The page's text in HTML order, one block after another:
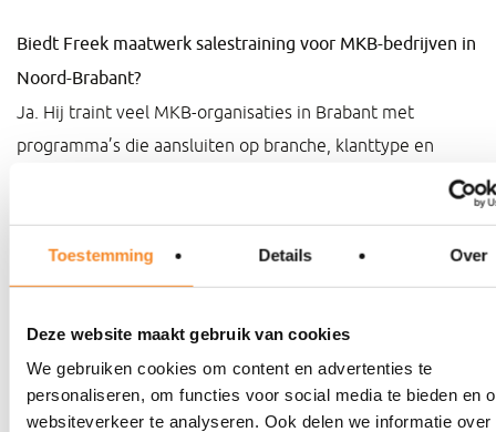
Toestemming Details Over
Deze website maakt gebruik van cookies
We gebruiken cookies om content en advertenties te
personaliseren, om functies voor social media te bieden en
websiteverkeer te analyseren. Ook delen we informatie over
Biedt Freek maatwerk salestraining voor MKB-bedrijven in
Noord-Brabant?
Ja. Hij traint veel MKB-organisaties in Brabant met
programma’s die aansluiten op branche, klanttype en
daarna trainen op precies dat wat het meeste impact
Wat is Freek zijn grootste passie werkgerelateerd?
Medewerkers, managers en directies helpen hun
commerciële ambities te realiseren en te overtreffen.